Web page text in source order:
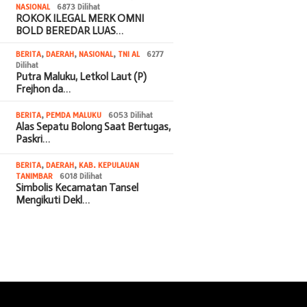
NASIONAL
6873 Dilihat
ROKOK ILEGAL MERK OMNI
BOLD BEREDAR LUAS…
BERITA,DAERAH,NASIONAL, TNI AL
6277
Dilihat
Putra Maluku, Letkol Laut (P)
Frejhon da…
BERITA,PEMDA MALUKU 6053 Dilihat
Alas Sepatu Bolong Saat Bertugas,
Paskri…
BERITA,DAERAH,KAB. KEPULAUAN
TANIMBAR
6018 Dilihat
Simbolis Kecamatan Tansel
Mengikuti Dekl…